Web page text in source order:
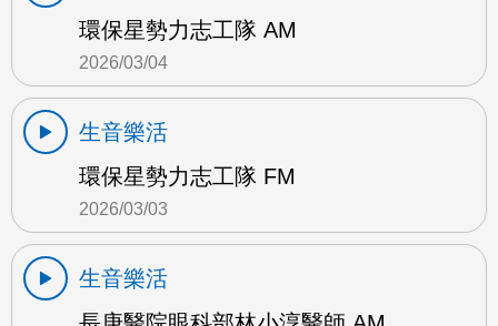
環保星勢力志工隊 AM
2026/03/04
生音樂活
環保星勢力志工隊 FM
2026/03/03
生音樂活